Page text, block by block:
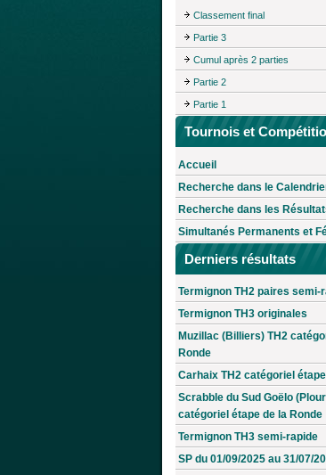
Classement final
Partie 3
Cumul après 2 parties
Partie 2
Partie 1
Tournois et
Accueil
Recherche dans le
Recherche dans les
Simultanés Permanents et
Derniers résultats
Termignon TH2 paires semi-
Termignon TH3 originales
Muzillac (Billiers) TH2
Ronde
Carhaix TH2 catégoriel
Scrabble du Sud Goëlo
catégoriel étape de la Ronde
Termignon TH3 semi-rapide
SP du 01/09/2025 au 31/07/